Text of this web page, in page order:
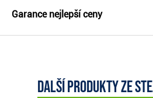
Garance nejlepší ceny
Další produkty ze